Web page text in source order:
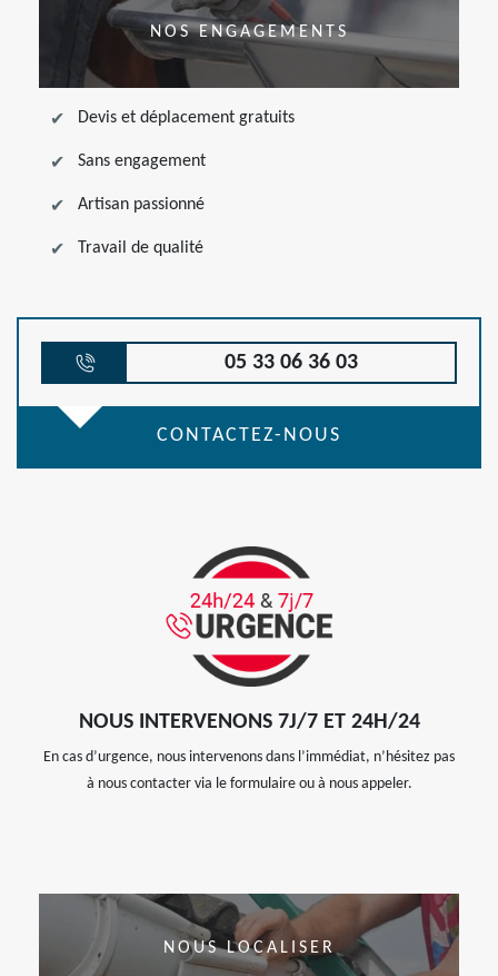
NOS ENGAGEMENTS
Devis et déplacement gratuits
Sans engagement
Artisan passionné
Travail de qualité
05 33 06 36 03
CONTACTEZ-NOUS
NOUS INTERVENONS 7J/7 ET 24H/24
En cas d’urgence, nous intervenons dans l’immédiat, n’hésitez pas
à nous contacter via le formulaire ou à nous appeler.
NOUS LOCALISER